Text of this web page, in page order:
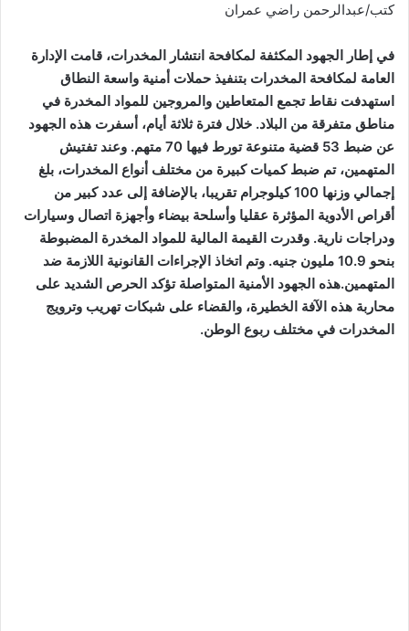
كتب/عبدالرحمن راضي عمران
في إطار الجهود المكثفة لمكافحة انتشار المخدرات، قامت الإدارة
العامة لمكافحة المخدرات بتنفيذ حملات أمنية واسعة النطاق
استهدفت نقاط تجمع المتعاطين والمروجين للمواد المخدرة في
مناطق متفرقة من البلاد. خلال فترة ثلاثة أيام، أسفرت هذه الجهود
عن ضبط 53 قضية متنوعة تورط فيها 70 متهم. وعند تفتيش
المتهمين، تم ضبط كميات كبيرة من مختلف أنواع المخدرات، بلغ
إجمالي وزنها 100 كيلوجرام تقريبا، بالإضافة إلى عدد كبير من
أقراص الأدوية المؤثرة عقليا وأسلحة بيضاء وأجهزة اتصال وسيارات
ودراجات نارية. وقدرت القيمة المالية للمواد المخدرة المضبوطة
بنحو 10.9 مليون جنيه. وتم اتخاذ الإجراءات القانونية اللازمة ضد
المتهمين.هذه الجهود الأمنية المتواصلة تؤكد الحرص الشديد على
محاربة هذه الآفة الخطيرة، والقضاء على شبكات تهريب وترويج
المخدرات في مختلف ربوع الوطن.